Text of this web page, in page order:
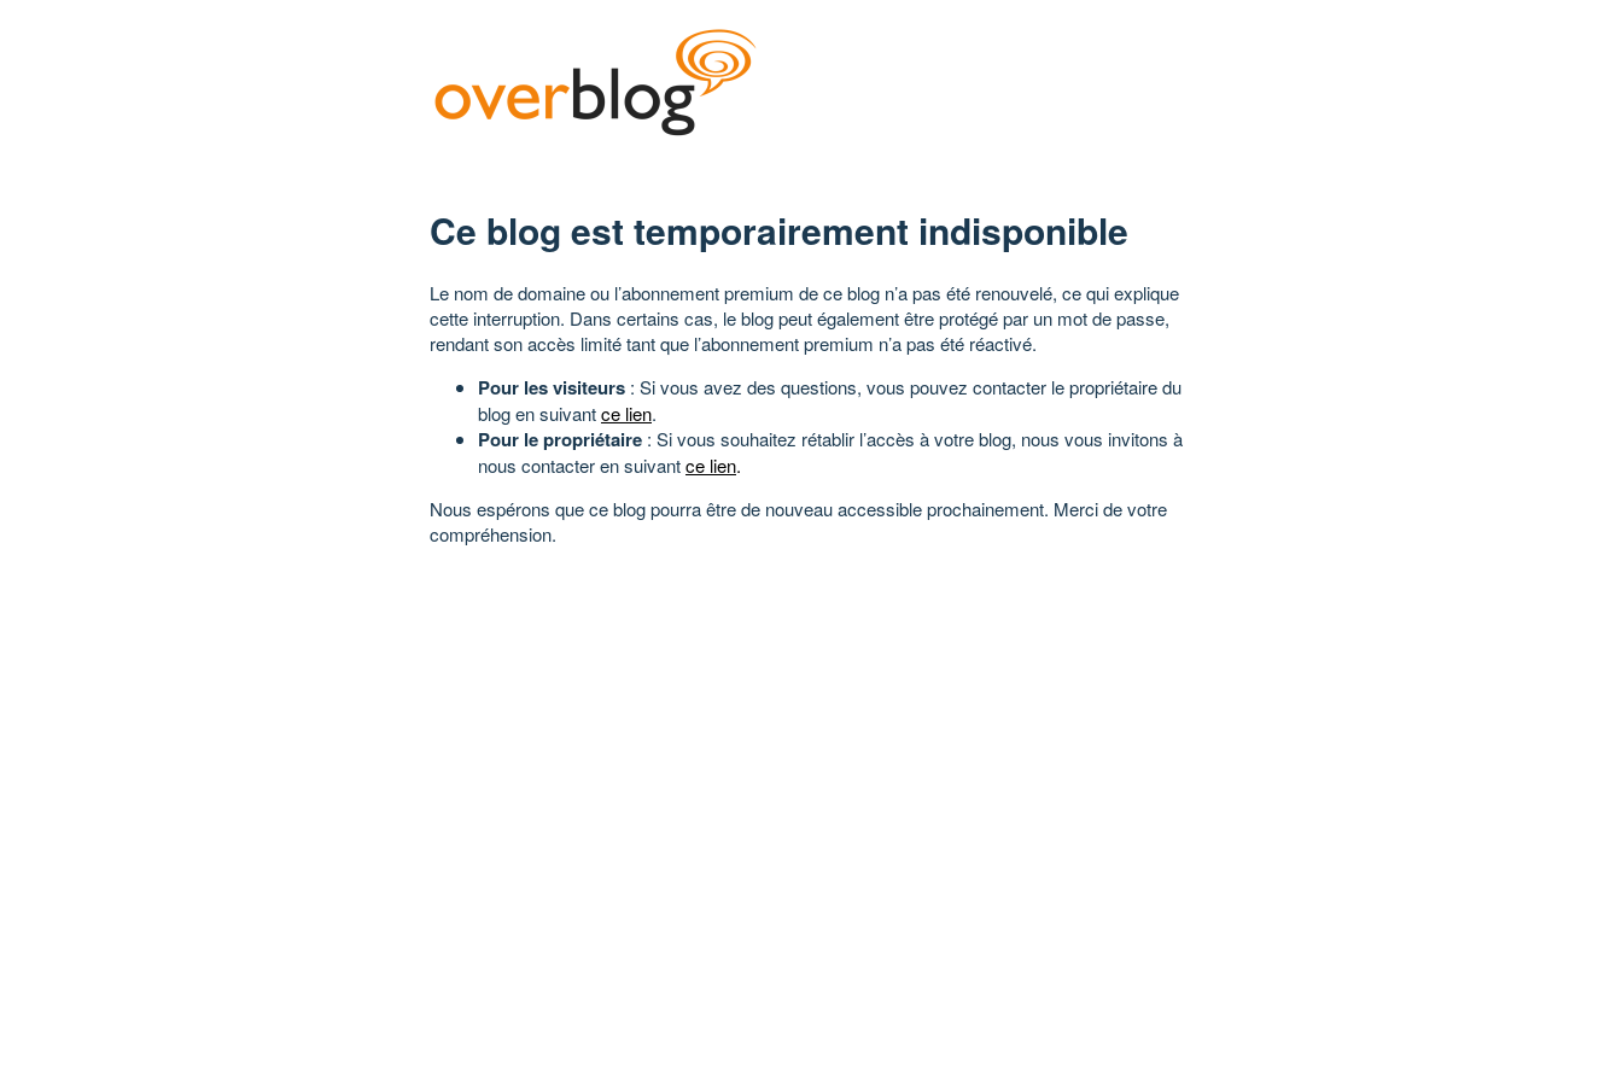
Ce blog est temporairement indisponible
Le nom de domaine ou l’abonnement premium de ce blog n’a pas été renouvelé, ce qui explique
cette interruption. Dans certains cas, le blog peut également être protégé par un mot de passe,
rendant son accès limité tant que l’abonnement premium n’a pas été réactivé.
Pour les visiteurs : Si vous avez des questions, vous pouvez contacter le propriétaire du
blog en suivantce lien.
Pour le propriétaire : Si vous souhaitez rétablir l’accès à votre blog, nous vous invitons à
nous contacter en suivantce lien.
Nous espérons que ce blog pourra être de nouveau accessible prochainement. Merci de votre
compréhension.